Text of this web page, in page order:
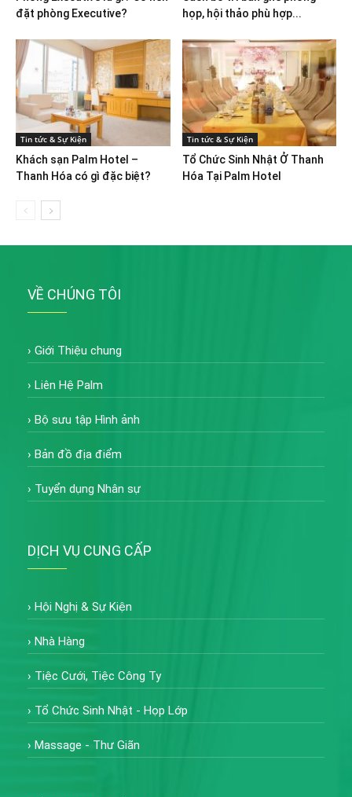
đặt phòng Executive?
họp, hội thảo phù hợp...
Tin tức & Sự Kiện
Khách sạn Palm Hotel –
Thanh Hóa có gì đặc biệt?
Tin tức & Sự Kiện
Tổ Chức Sinh Nhật Ở Thanh
Hóa Tại Palm Hotel
VỀ CHÚNG TÔI
› Giới Thiệu chung
› Liên Hệ Palm
› Bộ sưu tập Hình ảnh
› Bản đồ địa điểm
› Tuyển dụng Nhân sự
DỊCH VỤ CUNG CẤP
› Hội Nghị & Sự Kiện
› Nhà Hàng
› Tiệc Cưới, Tiệc Công Ty
› Tổ Chức Sinh Nhật - Họp Lớp
› Massage - Thư Giãn